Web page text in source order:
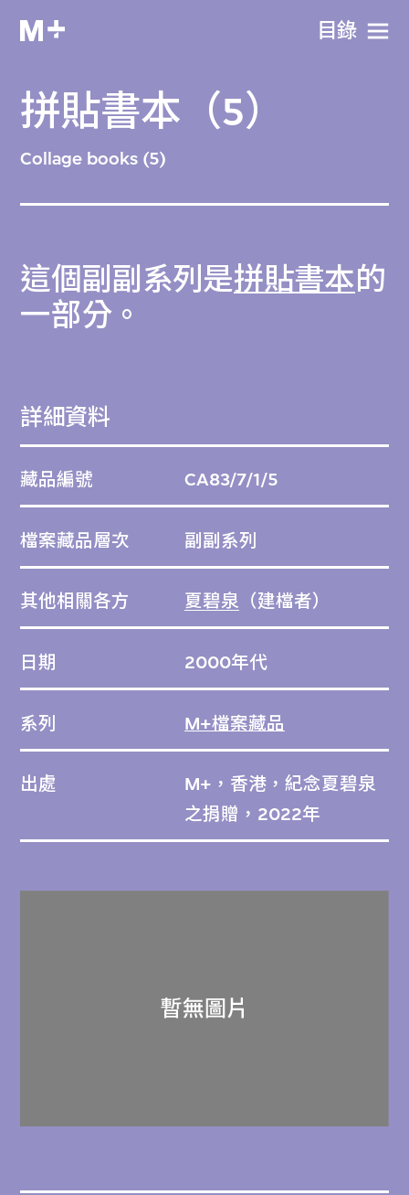
目​錄
拼貼書本（5）
Collage books (5)
這個副副系列是拼貼書本的
一部分。
詳細資料
藏品編號 CA83/7/1/5
檔案藏品層次 副副系列
其他相關各方 夏碧泉 （建檔者）
日期 2000年代
系列 M+檔案藏品
出處
M+，香港，紀念夏碧泉
之捐贈，2022年